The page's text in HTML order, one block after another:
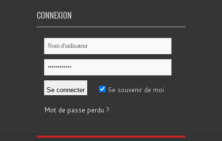
CONNEXION
Se souvenir de moi
Mot de passe perdu ?